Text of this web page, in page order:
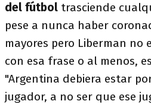
del fútbol trasciende
pese a nunca haber
mayores pero Liberman no
con esa frase o al menos,
"Argentina debiera estar
jugador, a no ser que ese